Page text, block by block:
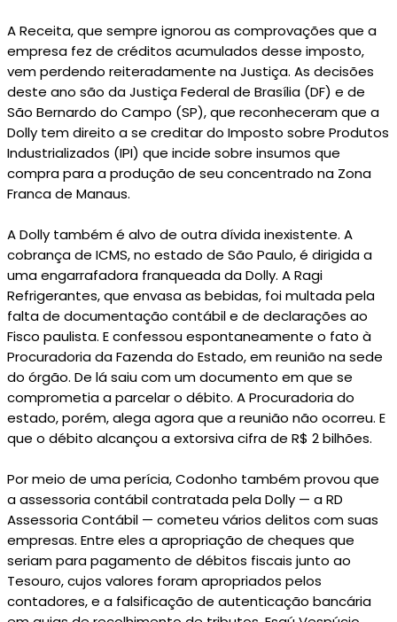
A Receita, que sempre ignorou as comprovações que a
empresa fez de créditos acumulados desse imposto,
vem perdendo reiteradamente na Justiça. As decisões
deste ano são da Justiça Federal de Brasília (DF) e de
São Bernardo do Campo (SP), que reconheceram que a
Dolly tem direito a se creditar do Imposto sobre Produtos
Industrializados (IPI) que incide sobre insumos que
compra para a produção de seu concentrado na Zona
Franca de Manaus.
A Dolly também é alvo de outra dívida inexistente. A
cobrança de ICMS, no estado de São Paulo, é dirigida a
uma engarrafadora franqueada da Dolly. A Ragi
Refrigerantes, que envasa as bebidas, foi multada pela
falta de documentação contábil e de declarações ao
Fisco paulista. E confessou espontaneamente o fato à
Procuradoria da Fazenda do Estado, em reunião na sede
do órgão. De lá saiu com um documento em que se
comprometia a parcelar o débito. A Procuradoria do
estado, porém, alega agora que a reunião não ocorreu. E
que o débito alcançou a extorsiva cifra de R$ 2 bilhões.
Por meio de uma perícia, Codonho também provou que
a assessoria contábil contratada pela Dolly — a RD
Assessoria Contábil — cometeu vários delitos com suas
empresas. Entre eles a apropriação de cheques que
seriam para pagamento de débitos fiscais junto ao
Tesouro, cujos valores foram apropriados pelos
contadores, e a falsificação de autenticação bancária